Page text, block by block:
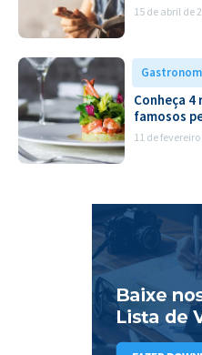
15 de abril de
Conheça
famosos
11 de